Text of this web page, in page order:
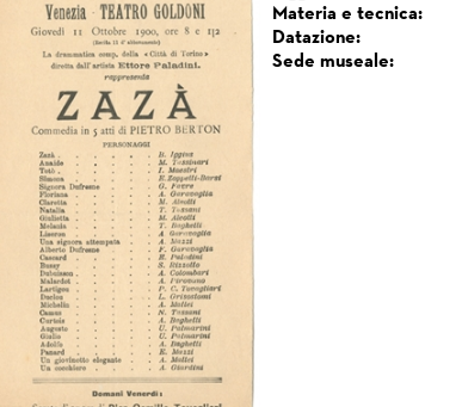
Materia e tecnica:
Datazione:
Sede museale: